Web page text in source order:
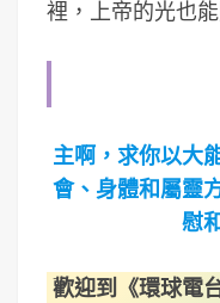
裡，上帝的光也能
主啊，求你以大
會、身體和屬靈
慰
歡迎到《環球電